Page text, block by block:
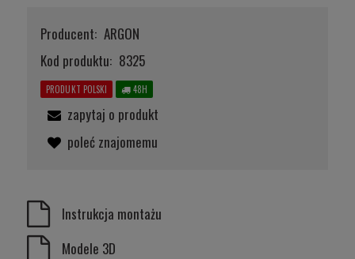
Producent: ARGON
Kod produktu: 8325
PRODUKT POLSKI 48H
zapytaj o produkt
poleć znajomemu
Instrukcja montażu
Modele 3D